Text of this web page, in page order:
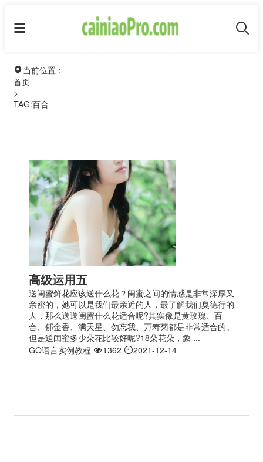
当前位置：
首页
>
TAG:百合
高级运用五
送闺蜜鲜花应该送什么花？闺蜜之间的情感是非常深厚又
亲密的，她可以是我们最亲近的人，最了解我们臭德行的
人，那么送送闺蜜什么花适合呢?其实像是黄玫瑰、百
合、郁金香、满天星、勿忘我、万寿菊都是非常适合的。
但是送闺蜜多少朵花比较好呢?18朵花朵，象 ...
GO语言实例教程
1362 2021-12-14